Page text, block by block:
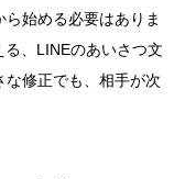
始める必要はありま
、LINEのあいさつ文
な修正でも、相手が次